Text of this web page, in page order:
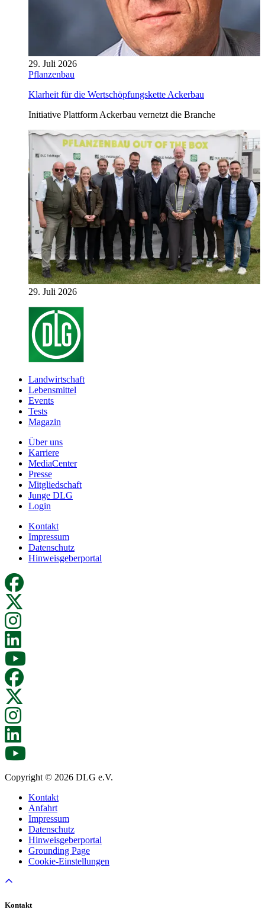
29. Juli 2026
Pflanzenbau
Klarheit für die Wertschöpfungskette Ackerbau
Initiative Plattform Ackerbau vernetzt die Branche
29. Juli 2026
Landwirtschaft
Lebensmittel
Events
Tests
Magazin
Über uns
Karriere
MediaCenter
Presse
Mitgliedschaft
Junge DLG
Login
Kontakt
Impressum
Datenschutz
Hinweisgeberportal
Copyright © 2026 DLG e.V.
Kontakt
Anfahrt
Impressum
Datenschutz
Hinweisgeberportal
Grounding Page
Cookie-Einstellungen
Kontakt